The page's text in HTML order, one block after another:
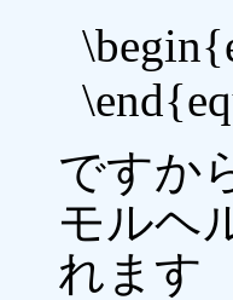
ですか
モルヘ
れます